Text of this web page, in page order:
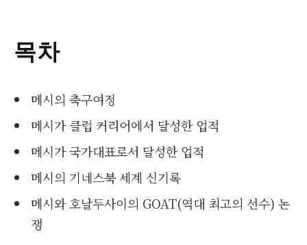
목차
메시의 축구여정
메시가 클럽 커리어에서 달성한 업적
메시가 국가대표로서 달성한 업적
메시의 기네스북 세계 신기록
메시와 호날두사이의 GOAT(역대 최고의 선수) 논
쟁